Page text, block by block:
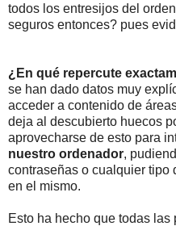
todos los entresijos del
seguros entonces? pues
¿En qué repercute
se han dado datos muy
acceder a contenido de
deja al descubierto huecos
aprovecharse de esto para
nuestro ordenador,
contraseñas o cualquier tipo
en el mismo.
Esto ha hecho que todas